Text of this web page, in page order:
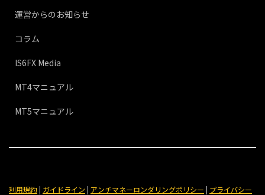
運営からのお知らせ
コラム
IS6FX Media
MT4マニュアル
MT5マニュアル
利用規約| ガイドライン | アンチマネーロンダリングポリシー | プライバシー